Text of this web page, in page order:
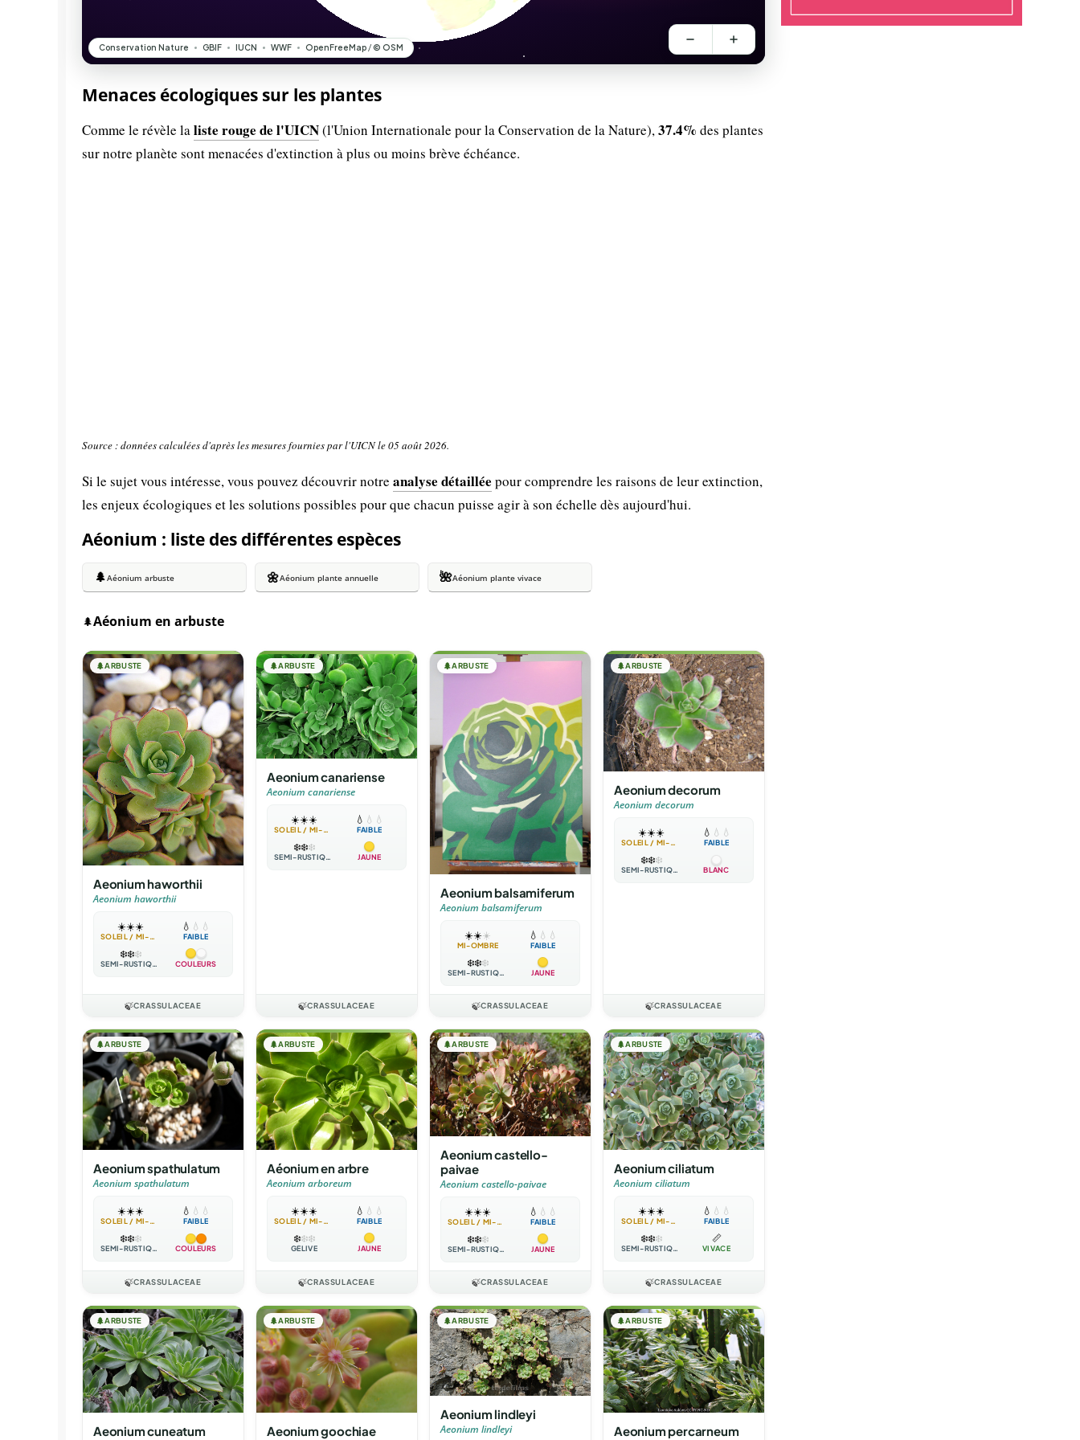
Menaces écologiques sur les plantes
Comme le révèle laliste rouge de l'UICN(l'Union Internationale pour la Conservation de la Nature),37.4% des plantes
sur notre planète sont menacées d'extinction à plus ou moins brève échéance.
Source : données calculées d'après les mesures fournies par l'UICN le 05 août 2026.
Si le sujet vous intéresse, vous pouvez découvrir notre analyse détaillée pour comprendre les raisons de leur extinction,
les enjeux écologiques et les solutions possibles pour que chacun puisse agir à son échelle dès aujourd'hui.
Aéonium : liste des différentes espèces
🌲Aéonium arbuste 🌼Aéonium plante annuelle 🌺Aéonium plante vivace
🌲Aéonium en arbuste
🌲ARBUSTE
Aeonium haworthii
Aeonium haworthii
☀️☀️☀️
SOLEIL / MI-OMBRE
💧 💧 💧
FAIBLE
❄️❄️❄️
SEMI-RUSTIQUE COULEURS
🍃CRASSULACEAE
🌲ARBUSTE
Aeonium canariense
Aeonium canariense
☀️☀️☀️
SOLEIL / MI-OMBRE
💧 💧 💧
FAIBLE
❄️❄️❄️
SEMI-RUSTIQUE JAUNE
🍃CRASSULACEAE
🌲ARBUSTE
Aeonium balsamiferum
Aeonium balsamiferum
☀️☀️☀️
MI-OMBRE
💧 💧 💧
FAIBLE
❄️❄️❄️
SEMI-RUSTIQUE JAUNE
🍃CRASSULACEAE
🌲ARBUSTE
Aeonium decorum
Aeonium decorum
☀️☀️☀️
SOLEIL / MI-OMBRE
💧 💧 💧
FAIBLE
❄️❄️❄️
SEMI-RUSTIQUE BLANC
🍃CRASSULACEAE
🌲ARBUSTE
Aeonium spathulatum
Aeonium spathulatum
☀️☀️☀️
SOLEIL / MI-OMBRE
💧 💧 💧
FAIBLE
❄️❄️❄️
SEMI-RUSTIQUE COULEURS
🍃CRASSULACEAE
🌲ARBUSTE
Aéonium en arbre
Aeonium arboreum
☀️☀️☀️
SOLEIL / MI-OMBRE
💧 💧 💧
FAIBLE
❄️❄️❄️
GÉLIVE JAUNE
🍃CRASSULACEAE
🌲ARBUSTE
Aeonium castello-
paivae
Aeonium castello-paivae
☀️☀️☀️
SOLEIL / MI-OMBRE
💧 💧 💧
FAIBLE
❄️❄️❄️
SEMI-RUSTIQUE JAUNE
🍃CRASSULACEAE
🌲ARBUSTE
Aeonium ciliatum
Aeonium ciliatum
☀️☀️☀️
SOLEIL / MI-OMBRE
💧 💧 💧
FAIBLE
❄️❄️❄️
SEMI-RUSTIQUE
📏
VIVACE
🍃CRASSULACEAE
🌲ARBUSTE
Aeonium cuneatum
🌲ARBUSTE
Aeonium goochiae
🌲ARBUSTE
Aeonium lindleyi
Aeonium lindleyi
🌲ARBUSTE
Aeonium percarneum